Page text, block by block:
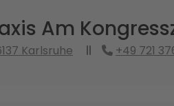
Am
Karlsruhe +49 721